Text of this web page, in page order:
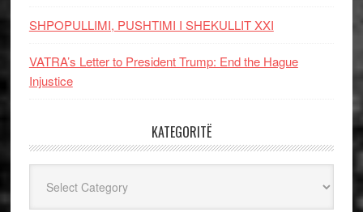
SHPOPULLIMI, PUSHTIMI I SHEKULLIT XXI
VATRA’s Letter to President Trump: End the Hague
Injustice
KATEGORITË